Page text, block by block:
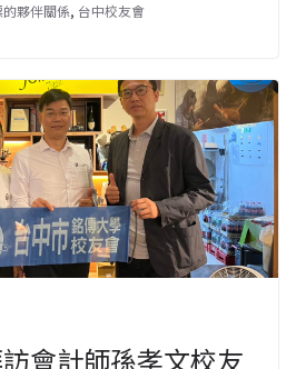
夥伴關係, 台中校友會
會計師孫孝文校友